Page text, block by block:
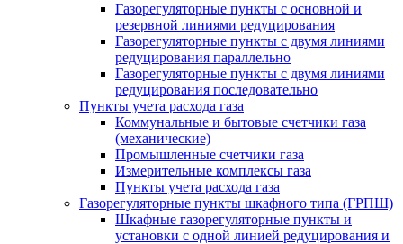
Газорегуляторные пункты с основной и
резервной линиями редуцирования
Газорегуляторные пункты с двумя линиями
редуцирования параллельно
Газорегуляторные пункты с двумя линиями
редуцирования последовательно
Пункты учета расхода газа
Коммунальные и бытовые счетчики газа
(механические)
Промышленные счетчики газа
Измерительные комплексы газа
Пункты учета расхода газа
Газорегуляторные пункты шкафного типа (ГРПШ)
Шкафные газорегуляторные пункты и
установки c одной линией редуцирования и